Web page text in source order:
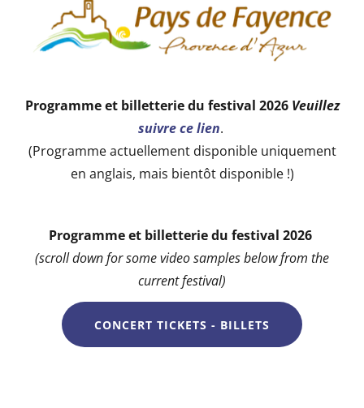
Programme et billetterie du festival 2026 Veuillez
suivre ce lien.
(Programme actuellement disponible uniquement
en anglais, mais bientôt disponible !)
Programme et billetterie du festival 2026
(scroll down for some video samples below from the
current festival)
CONCERT TICKETS - BILLETS